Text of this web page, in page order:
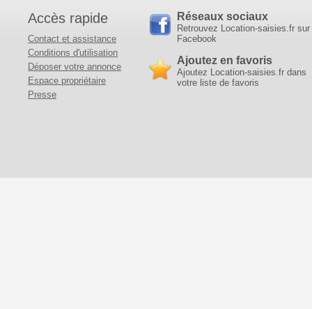
Accès rapide
Contact et assistance
Conditions d'utilisation
Déposer votre annonce
Espace propriétaire
Presse
Réseaux sociaux
Retrouvez Location-saisies.fr sur
Facebook
Ajoutez en favoris
Ajoutez Location-saisies.fr dans
votre liste de favoris